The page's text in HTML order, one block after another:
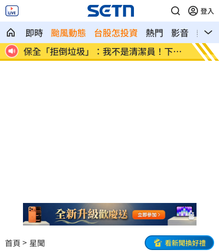
登入
即時 颱風動態 台股怎投資 熱門 影音
熱搜
山
保全「拒倒垃圾」：我不是清潔員！下場
慘
女律
男
首頁 星聞 看新聞換好禮